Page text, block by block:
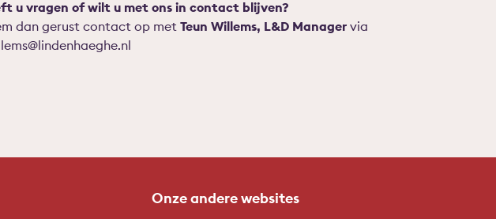
u vragen of wilt u met ons in contact blijven?
dan gerust contact op met Teun Willems, L&D Manager via
Onze andere websites